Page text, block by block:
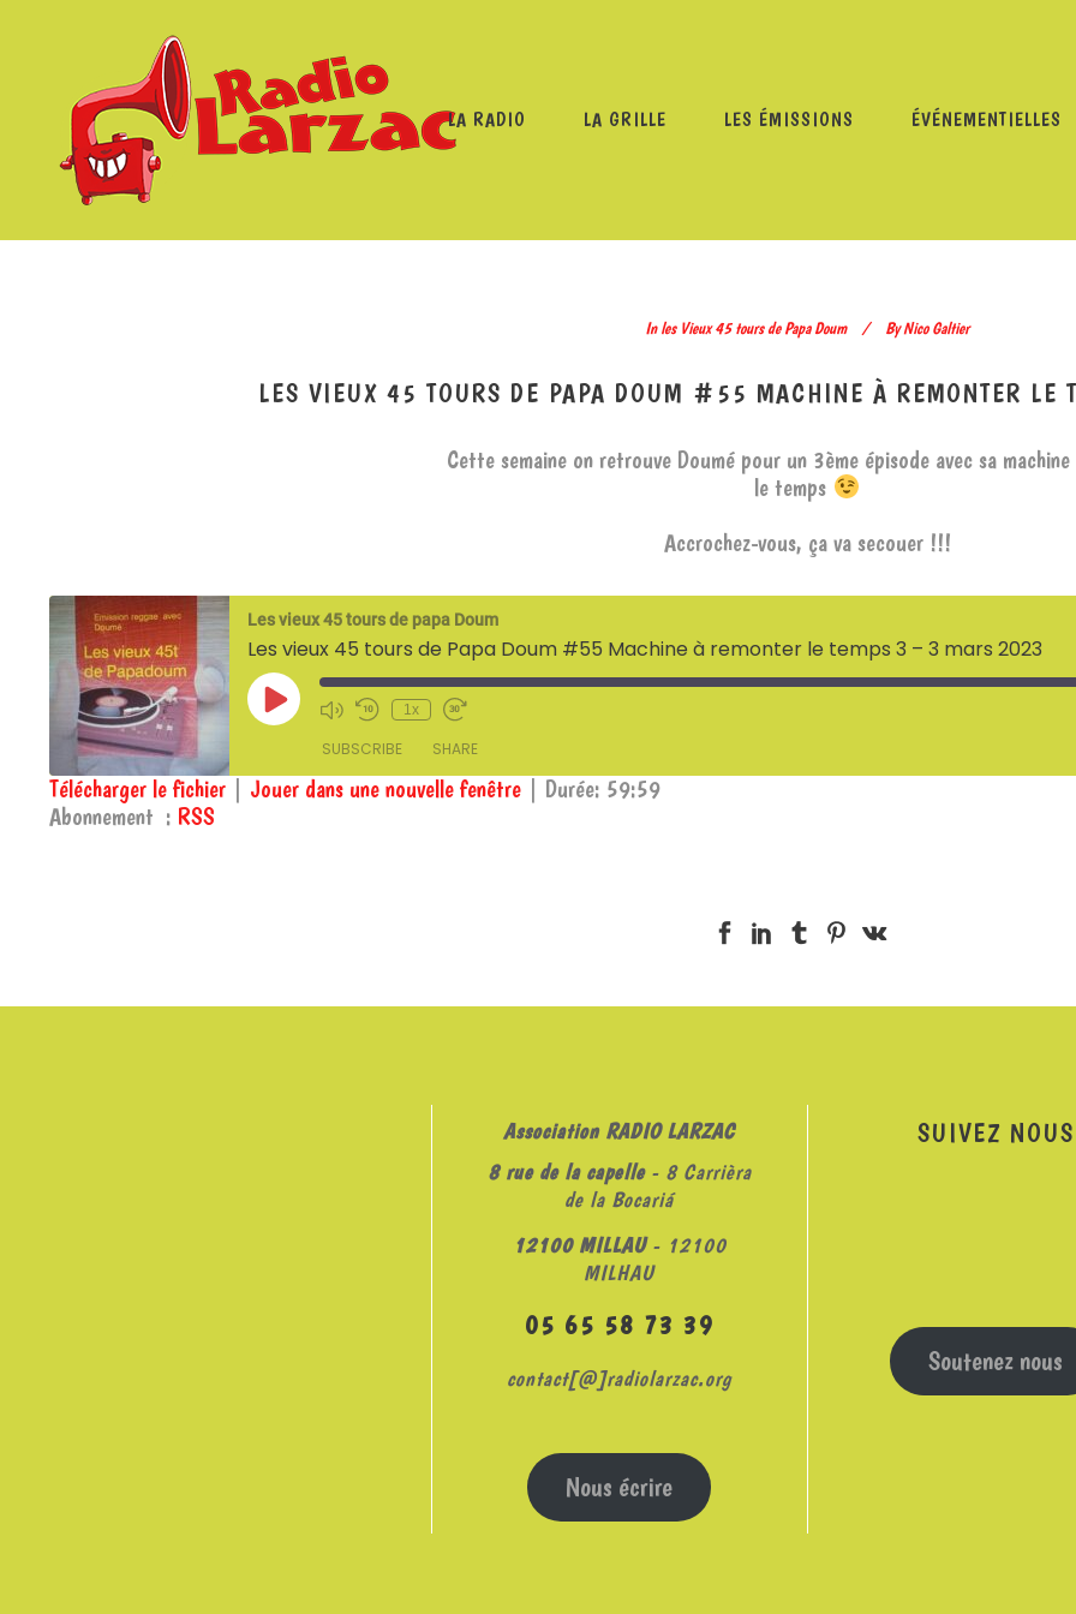
LA RADIO LA GRILLE LES ÉMISSIONS ÉVÉNEMENTIELLES
RADIO LARZAC
In les Vieux 45 tours de Papa Doum By Nico Galtier
LES VIEUX 45 TOURS DE PAPA DOUM #55 MACHINE À REMONTER
Cette semaine on retrouve Doumé pour un 3ème épisode avec sa
le temps
Accrochez-vous, ça va secouer !!!
Les vieux 45 tours de papa Doum
Les vieux 45 tours de Papa Doum #55 Machine à remonter le temps 3 – 3 mars 2023
Play
Episode
1x
SUBSCRIBE SHARE
RSS
SHARE
Télécharger le fichier Jouer dans une nouvelle fenêtre
Durée: 59:59
Abonnement : RSS
Association RADIO LARZAC
8 rue de la capelle- 8 Carrièra
de la Bocariá
12100 MILLAU- 12100
MILHAU
05 65 58 73 39
contact[@]radiolarzac.org
Nous écrire
SUIVEZ NOUS
Soutenez nous